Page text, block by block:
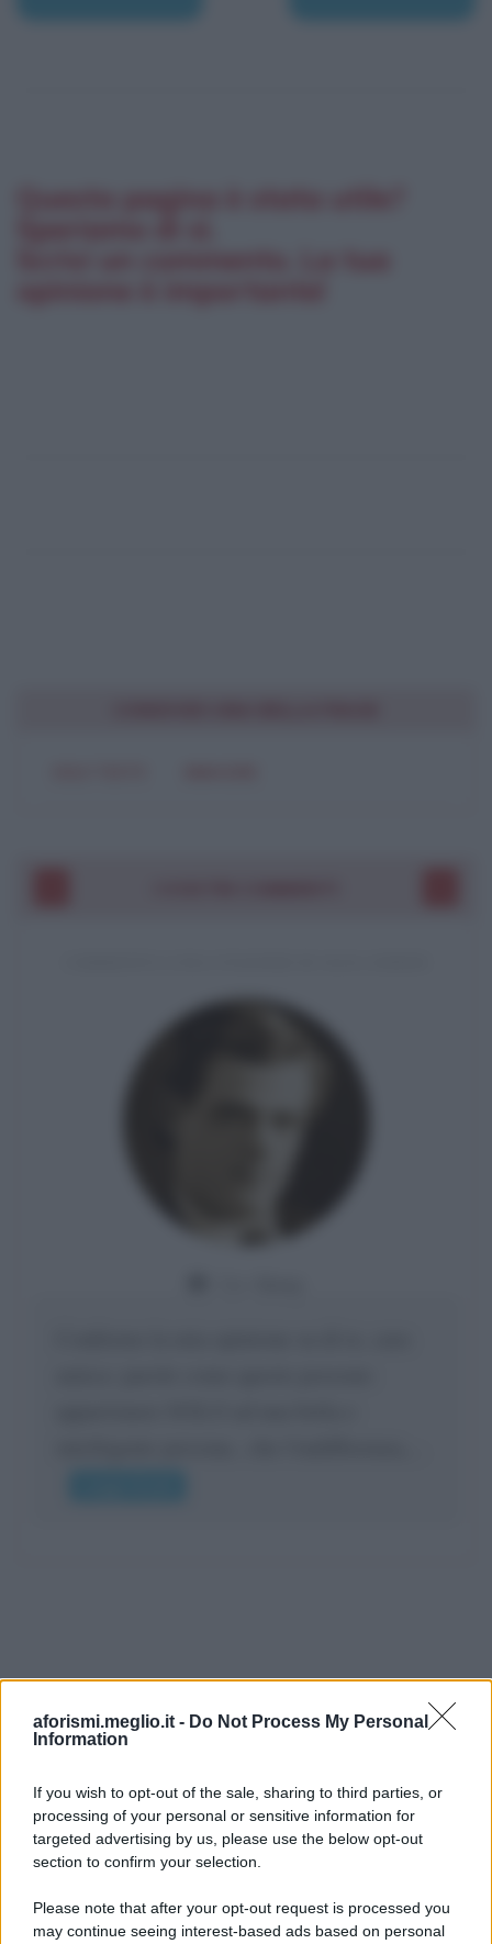
aforismi.meglio.it - Do Not Process My Personal
Information
If you wish to opt-out of the sale, sharing to third parties, or
processing of your personal or sensitive information for
targeted advertising by us, please use the below opt-out
section to confirm your selection.
Please note that after your opt-out request is processed you
may continue seeing interest-based ads based on personal
Ricevi LE FRASI PIÙ BELLE via e-mail
E-mail